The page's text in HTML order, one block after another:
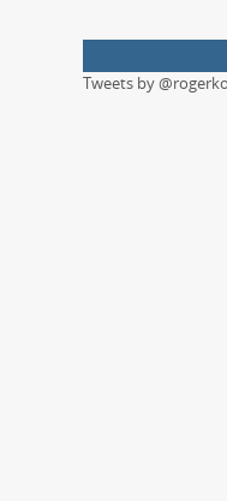
Tweets by